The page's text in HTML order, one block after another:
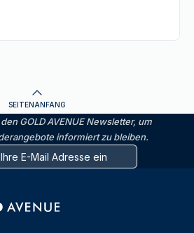
SEITENANFANG
GOLD AVENUE Newsletter, um
informiert zu bleiben.